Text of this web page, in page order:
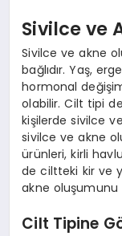
Sivilce ve
Sivilce ve akne
bağlıdır. Yaş,
hormonal
olabilir. Cilt tipi
kişilerde sivilce
sivilce ve akne
ürünleri, kirli
de ciltteki kir ve
akne oluşumunu
Cilt Tipine